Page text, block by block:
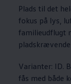
Plads til det
fokus på lys,
familieudflugt
Varianter: ID.
fås med både